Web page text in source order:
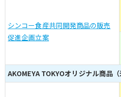
シンコー食産共同開発商品の販売
促進企画立案
AKOMEYA TOKYOオリジナル商品